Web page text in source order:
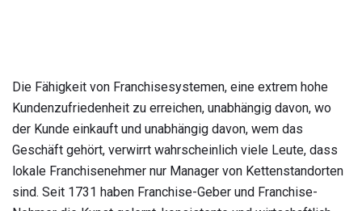
Die Fähigkeit von Franchisesystemen, eine extrem hohe
Kundenzufriedenheit zu erreichen, unabhängig davon, wo
der Kunde einkauft und unabhängig davon, wem das
Geschäft gehört, verwirrt wahrscheinlich viele Leute, dass
lokale Franchisenehmer nur Manager von Kettenstandorten
sind. Seit 1731 haben Franchise-Geber und Franchise-